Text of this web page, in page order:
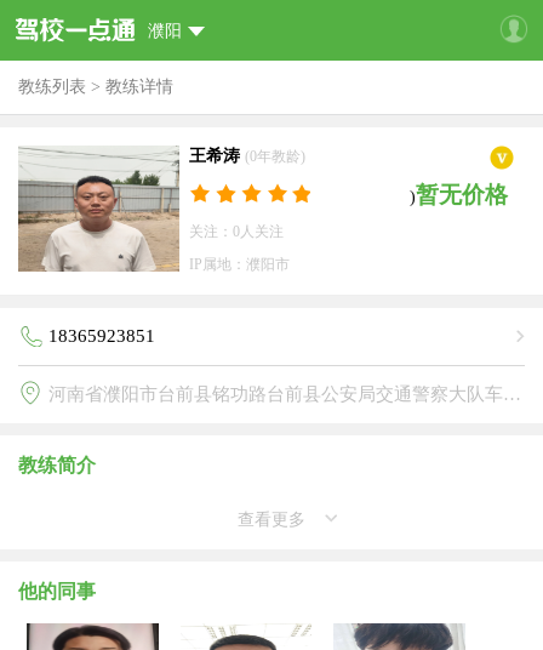
濮阳
教练列表 > 教练详情
王希涛 (0年教龄)
)暂无价格
关注：0人关注
IP属地：濮阳市
18365923851
河南省濮阳市台前县铭功路台前县公安局交通警察大队车辆管理所(瑞通驾校)
教练简介
查看更多
他的同事